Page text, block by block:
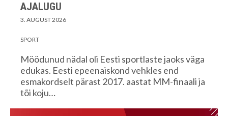
AJALUGU
3. AUGUST 2026
SPORT
Möödunud nädal oli Eesti sportlaste jaoks väga
edukas. Eesti epeenaiskond vehkles end
esmakordselt pärast 2017. aastat MM-finaali ja
tõi koju…